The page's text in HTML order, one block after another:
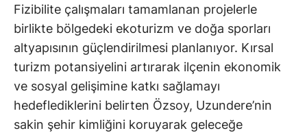
Fizibilite çalışmaları tamamlanan projelerle
birlikte bölgedeki ekoturizm ve doğa sporları
altyapısının güçlendirilmesi planlanıyor. Kırsal
turizm potansiyelini artırarak ilçenin ekonomik
ve sosyal gelişimine katkı sağlamayı
hedeflediklerini belirten Özsoy, Uzundere’nin
sakin şehir kimliğini koruyarak geleceğe